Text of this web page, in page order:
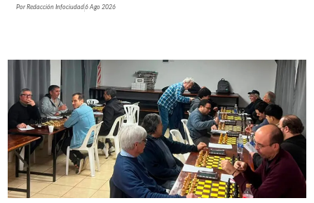
PorRedacción Infociudad6 Ago 2026